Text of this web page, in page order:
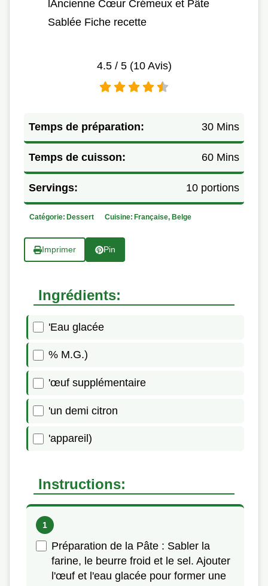
lAncienne Cœur Crémeux et Pâte
Sablée Fiche recette
4.5/ 5 (10Avis)
Temps de préparation: 30 Mins
Temps de cuisson: 60 Mins
Servings: 10 portions
Catégorie: Dessert Cuisine: Française, Belge
Imprimer Pin
Ingrédients:
'Eau glacée
% M.G.)
'œuf supplémentaire
'un demi citron
'appareil)
Instructions:
Préparation de la Pâte : Sabler la
farine, le beurre froid et le sel. Ajouter
l'œuf et l'eau glacée pour former une